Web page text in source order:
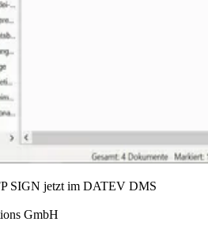
SIGN jetzt im DATEV DMS
GmbH